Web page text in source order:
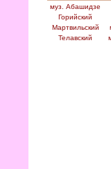
муз. Абашидзе
Горийский
Мартвильский
Телавский